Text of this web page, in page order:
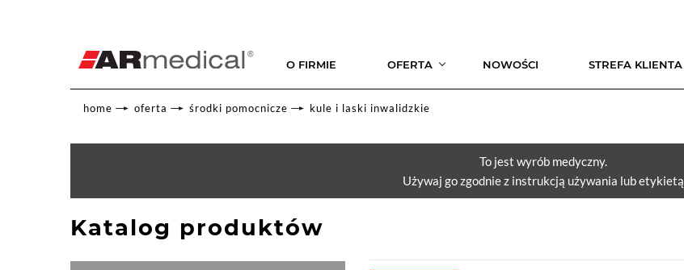
O FIRMIE OFERTA NOWOŚCI STREFA KLIENTA
home oferta środki pomocnicze kule i laski inwalidzkie
To jest wyrób medyczny.
Używaj go zgodnie z instrukcją używania lub etykietą
Katalog produktów